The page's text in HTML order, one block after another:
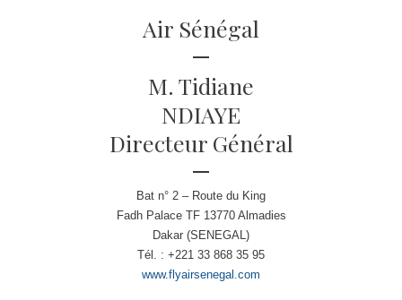
Air Sénégal
M. Tidiane
NDIAYE
Directeur Général
Bat n° 2 – Route du King
Fadh Palace TF 13770 Almadies
Dakar (SENEGAL)
Tél. : +221 33 868 35 95
www.flyairsenegal.com